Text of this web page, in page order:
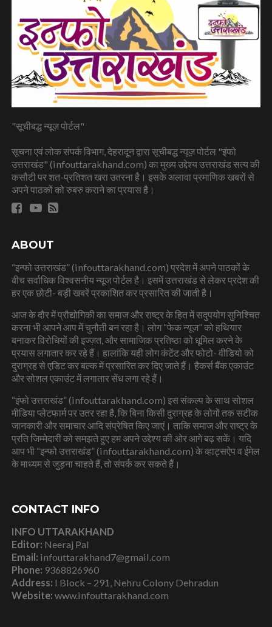
"सूचीबद्ध न्यूज़ पोर्टल"
सूचना एवं लोक संपर्क विभाग, देहरादून द्वारा सूचीबद्ध न्यूज़ पोर्टल "इंफो
उत्तराखंड" (infouttarakhand.com) का मुख्य उद्देश्य उत्तराखंड सत्य की
कसौटी पर शत-प्रतिशत खरा उतरना है। इसके अलावा प्रमाणिक खबरों से
अपने पाठकों को रुबरु कराने का प्रयास है।
ABOUT
“इन्फो उत्तराखंड” (infouttarakhand.com) प्रदेश में अपने पाठकों के
बीच सर्वाधिक विश्वसनीय न्यूज पोर्टल है। इसमें उत्तराखंड से लेकर प्रदेश की
हर एक छोटी- बड़ी खबरें प्रकाशित कर प्रसारित की जाती है।
आज के दौर में प्रौद्योगिकी का समाज और राष्ट्र के हित में सदुपयोग सुनिश्चित
करना भी आपने आप में चुनौती बन रहा है। लोग “फेक न्यूज” को हथियार
बनाकर विरोधियों की इज्ज़त, और सामाजिक प्रतिष्ठा को धूमिल करने के
प्रयास लगातार कर रहे हैं। हालांकि यही लोग कंटेंट और फोटो- वीडियो को
दुराग्रह से एडिट कर बल्क में प्रसारित कर दिए जाते हैं। हैकर्स बैंक एकाउंट
और सोशल एकाउंट में लगातार सेंध लगा रहे हैं।
“इंफो उत्तराखंड” (infouttarakhand.com) इस संकल्प के साथ सोशल
मीडिया प्लेटफार्म पर उतर रहा है, कि बिना किसी दुराग्रह के लोगों तक सटीक
जानकारी और समाचार आदि संप्रेषित किए जाएं। ताकि समाज और राष्ट्र के
प्रति जिम्मेदारी को समझते हुए हम अपने उद्देश्य की ओर आगे बढ़ सकें। यदि
आप भी “इन्फो उत्तराखंड” (infouttarakhand.com) के व्हाट्सऐप व ईमेल
के माध्यम से जुड़ना चाहते हैं, तो संपर्क कर सकते हैं।
CONTACT INFO
INFO UTTARAKHAND
Editor: Neeraj Pal
Email: infouttarakhand7@gmail.com
Phone: 9368826960
Address: I Block – 291, Nehru Colony Dehradun
Website: www.infouttarakhand.com